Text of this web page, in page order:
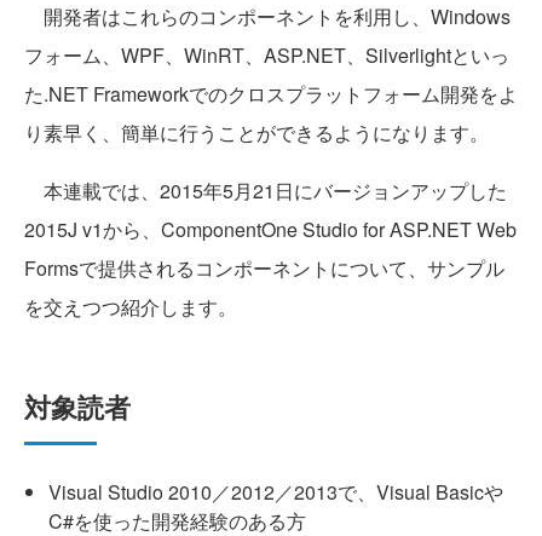
開発者はこれらのコンポーネントを利用し、Windows
フォーム、WPF、WinRT、ASP.NET、Silverlightといっ
た.NET Frameworkでのクロスプラットフォーム開発をよ
り素早く、簡単に行うことができるようになります。
本連載では、2015年5月21日にバージョンアップした
2015J v1から、ComponentOne Studio for ASP.NET Web
Formsで提供されるコンポーネントについて、サンプル
を交えつつ紹介します。
対象読者
Visual Studio 2010／2012／2013で、Visual Basicや
C#を使った開発経験のある方